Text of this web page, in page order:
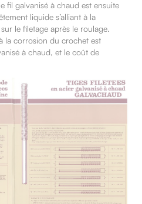
fil galvanisé à chaud est ensuite
liquide s’alliant à la
le filetage après le roulage.
la corrosion du crochet est
à chaud, et le coût de